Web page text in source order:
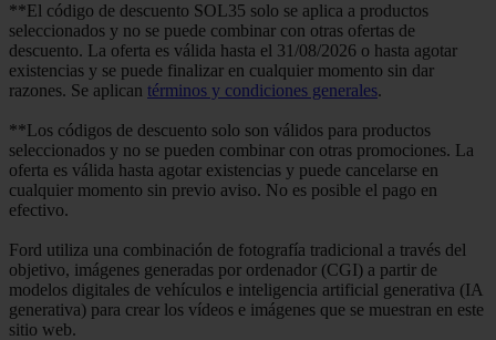
**El código de descuento SOL35 solo se aplica a productos
seleccionados y no se puede combinar con otras ofertas de
descuento. La oferta es válida hasta el 31/08/2026 o hasta agotar
existencias y se puede finalizar en cualquier momento sin dar
razones. Se aplican términos y condiciones generales.
**Los códigos de descuento solo son válidos para productos
seleccionados y no se pueden combinar con otras promociones. La
oferta es válida hasta agotar existencias y puede cancelarse en
cualquier momento sin previo aviso. No es posible el pago en
efectivo.
Ford utiliza una combinación de fotografía tradicional a través del
objetivo, imágenes generadas por ordenador (CGI) a partir de
modelos digitales de vehículos e inteligencia artificial generativa (IA
generativa) para crear los vídeos e imágenes que se muestran en este
sitio web.